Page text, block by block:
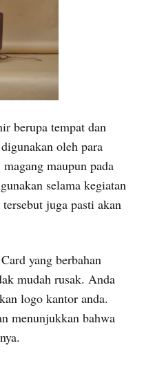
berupa tempat dan
oleh para
maupun pada
selama kegiatan
juga pasti akan
yang berbahan
mudah rusak. Anda
logo kantor anda.
menunjukkan bahwa